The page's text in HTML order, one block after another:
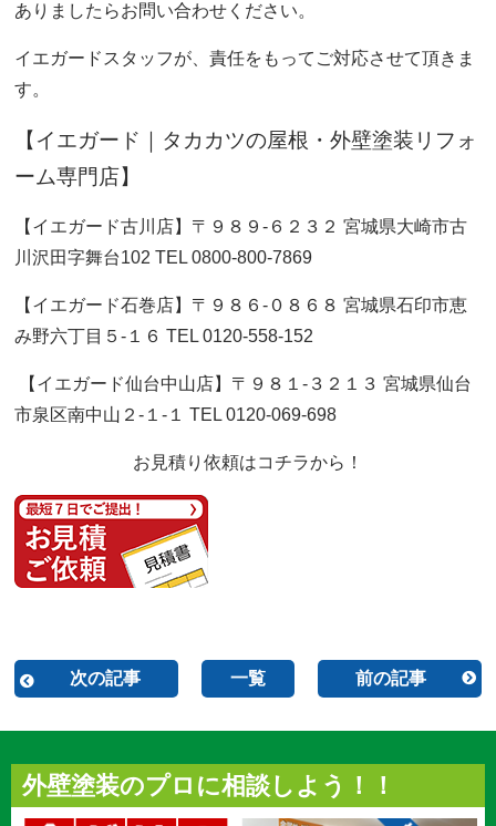
ありましたらお問い合わせください。
イエガードスタッフが、責任をもってご対応させて頂きま
す。
【イエガード｜タカカツの屋根・外壁塗装リフォ
ーム専門店】
【イエガード古川店】〒９８９-６２３２ 宮城県大崎市古
川沢田字舞台102 TEL 0800-800-7869
【イエガード石巻店】〒９８６-０８６８ 宮城県石印市恵
み野六丁目５-１６ TEL 0120-558-152
【イエガード仙台中山店】〒９８１-３２１３ 宮城県仙台
市泉区南中山２-１-１ TEL 0120-069-698
お見積り依頼はコチラから！
次の記事 一覧 前の記事
外壁塗装のプロに相談しよう！！